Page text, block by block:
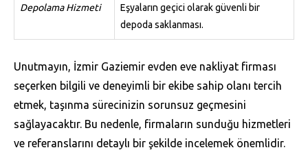
Depolama Hizmeti
Eşyaların geçici olarak güvenli bir
depoda saklanması.
Unutmayın, İzmir Gaziemir evden eve nakliyat firması
seçerken bilgili ve deneyimli bir ekibe sahip olanı tercih
etmek, taşınma sürecinizin sorunsuz geçmesini
sağlayacaktır. Bu nedenle, firmaların sunduğu hizmetleri
ve referanslarını detaylı bir şekilde incelemek önemlidir.